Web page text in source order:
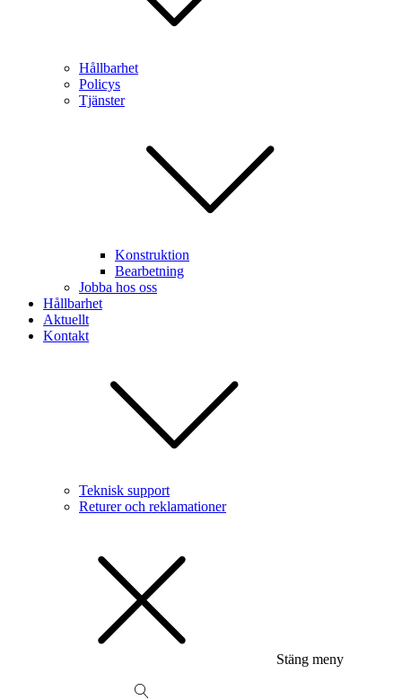
Hållbarhet
Policys
Tjänster
Konstruktion
Bearbetning
Jobba hos oss
Hållbarhet
Aktuellt
Kontakt
Teknisk support
Returer och reklamationer
Stäng meny